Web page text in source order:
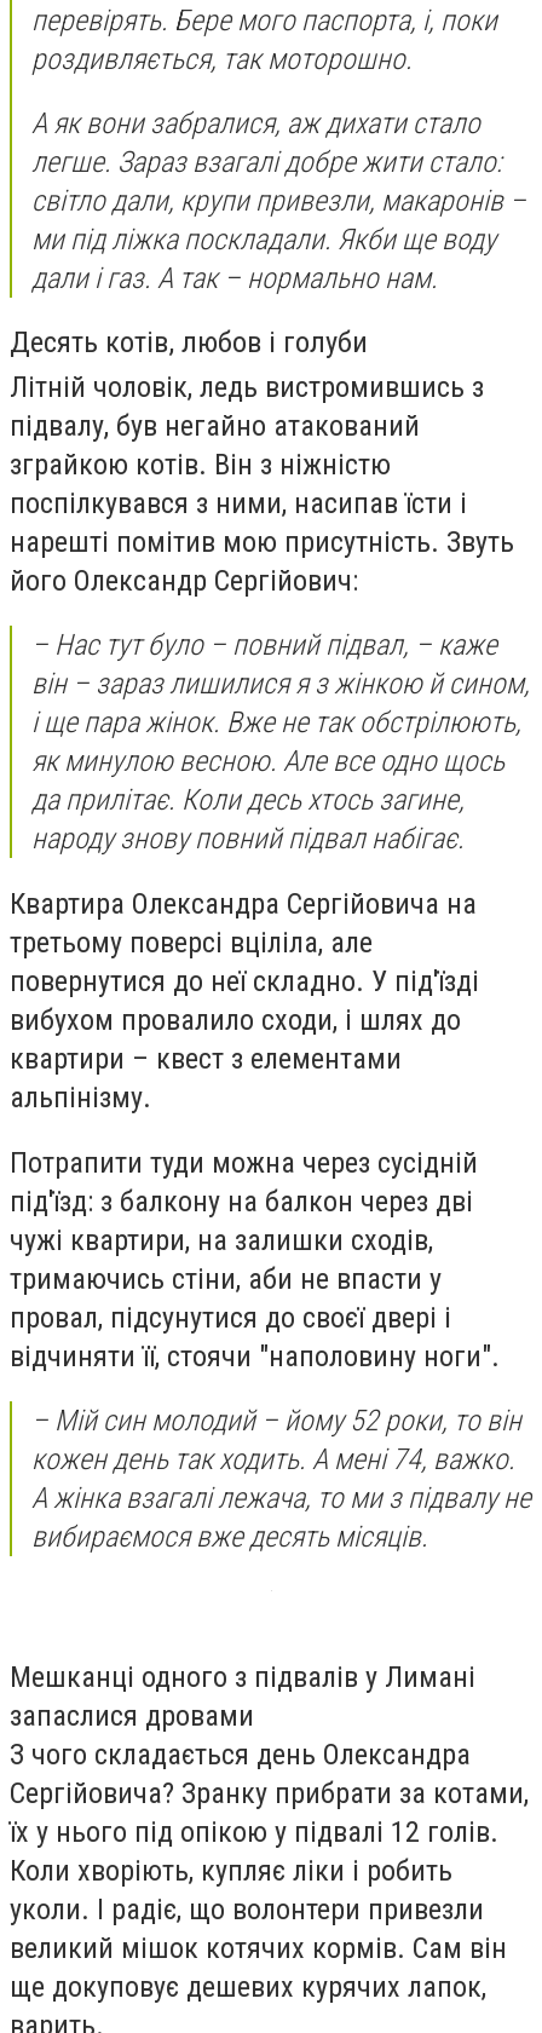
перевірять. Бере мого паспорта, і, поки
роздивляється, так моторошно.
А як вони забралися, аж дихати стало
легше. Зараз взагалі добре жити стало:
світло дали, крупи привезли, макаронів –
ми під ліжка поскладали. Якби ще воду
дали і газ. А так – нормально нам.
Десять котів, любов і голуби
Літній чоловік, ледь вистромившись з
підвалу, був негайно атакований
зграйкою котів. Він з ніжністю
поспілкувався з ними, насипав їсти і
нарешті помітив мою присутність. Звуть
його Олександр Сергійович:
– Нас тут було – повний підвал, – каже
він – зараз лишилися я з жінкою й сином,
і ще пара жінок. Вже не так обстрілюють,
як минулою весною. Але все одно щось
да прилітає. Коли десь хтось загине,
народу знову повний підвал набігає.
Квартира Олександра Сергійовича на
третьому поверсі вціліла, але
повернутися до неї складно. У під'їзді
вибухом провалило сходи, і шлях до
квартири – квест з елементами
альпінізму.
Потрапити туди можна через сусідній
під'їзд: з балкону на балкон через дві
чужі квартири, на залишки сходів,
тримаючись стіни, аби не впасти у
провал, підсунутися до своєї двері і
відчиняти її, стоячи "наполовину ноги".
– Мій син молодий – йому 52 роки, то він
кожен день так ходить. А мені 74, важко.
А жінка взагалі лежача, то ми з підвалу не
вибираємося вже десять місяців.
Мешканці одного з підвалів у Лимані
запаслися дровами
З чого складається день Олександра
Сергійовича? Зранку прибрати за котами,
їх у нього під опікою у підвалі 12 голів.
Коли хворіють, купляє ліки і робить
уколи. І радіє, що волонтери привезли
великий мішок котячих кормів. Сам він
ще докуповує дешевих курячих лапок,